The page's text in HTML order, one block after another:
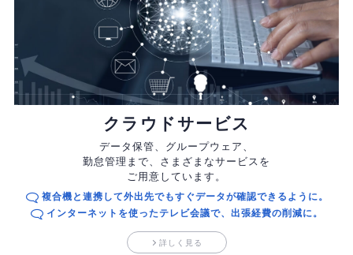
クラウドサービス
データ保管、グループウェア、
勤怠管理まで、 さまざまなサービスを
ご用意しています。
複合機と連携して外出先でもすぐデータが確認できるように。
インターネットを使ったテレビ会議で、出張経費の削減に。
詳しく見る